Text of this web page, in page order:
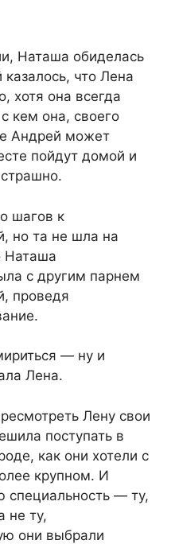
Наташа обиделась
что Лена
хотя она всегда
кем она, своего
Андрей может
пойдут домой и
шагов к
но та не шла на
Наташа
с другим парнем
проведя
— ну и
Лена.
Лену свои
поступать в
как они хотели с
крупном. И
специальность — ту,
не ту,
они выбрали